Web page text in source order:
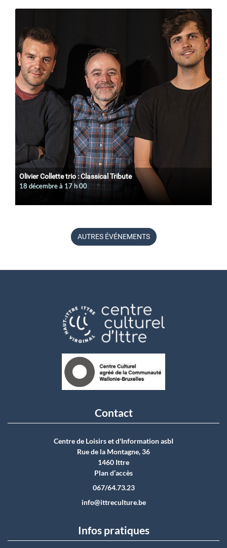
Olivier Collette trio : Classical Tribute
18 décembre à 17 h 00
AUTRES ÉVÉNEMENTS
Contact
Centre de Loisirs et d'Information asbI
Rue de la Montagne, 36
1460 Ittre
Plan d’accès
067/64.73.23
info@ittreculture.be
Infos pratiques